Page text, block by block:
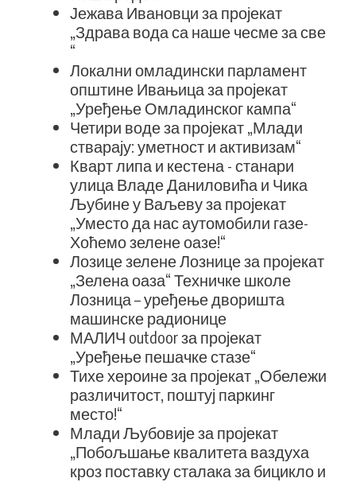
Јежава Ивановци за пројекат
„Здрава вода са наше чесме за све
“
Локални омладински парламент
општине Ивањица за пројекат
„Уређење Омладинског кампа“
Четири воде за пројекат „Млади
стварају: уметност и активизам“
Кварт липа и кестена - станари
улица Владе Даниловића и Чика
Љубине у Ваљеву за пројекат
„Уместо да нас аутомобили газе-
Хоћемо зелене оазе!“
Лозице зелене Лознице за пројекат
„Зелена оаза“ Техничке школе
Лозница – уређење дворишта
машинске радионице
МАЛИЧ outdoor за пројекат
„Уређење пешачке стазе“
Тихе хероине за пројекат „Обележи
различитост, поштуј паркинг
место!“
Млади Љубовије за пројекат
„Побољшање квалитета ваздуха
кроз поставку сталака за бицикло и